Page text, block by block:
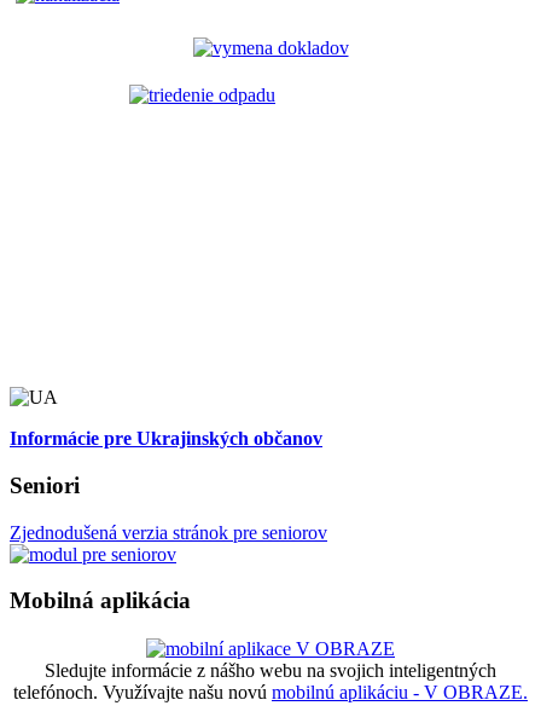
Informácie pre Ukrajinských občanov
Seniori
Zjednodušená verzia stránok pre seniorov
Mobilná aplikácia
Sledujte informácie z nášho webu na svojich inteligentných
telefónoch. Využívajte našu novú mobilnú aplikáciu - V OBRAZE.